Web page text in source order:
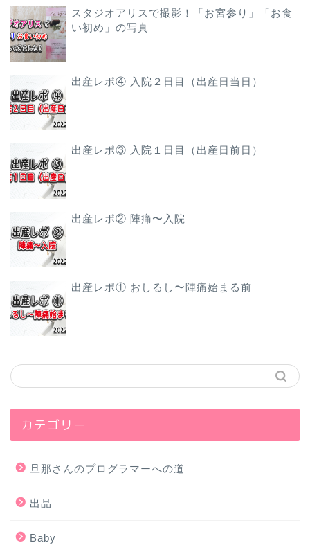
スタジオアリスで撮影！「お宮参り」「お食
い初め」の写真
出産レポ④ 入院２日目（出産日当日）
出産レポ③ 入院１日目（出産日前日）
出産レポ② 陣痛〜入院
出産レポ① おしるし〜陣痛始まる前
カテゴリー
旦那さんのプログラマーへの道
出品
Baby